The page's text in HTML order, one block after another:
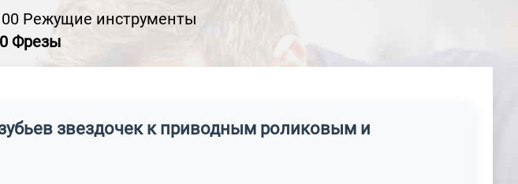
Режущие инструменты
Фрезы
звездочек к приводным роликовым и